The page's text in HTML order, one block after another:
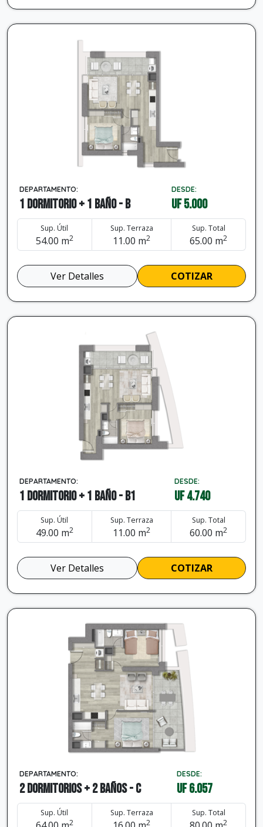
DEPARTAMENTO:
1 dormitorio + 1 baño - B
DESDE:
UF 5.000
Sup. Útil
54.00 m2
Sup. Terraza
11.00 m2
Sup. Total
65.00 m2
Ver Detalles COTIZAR
DEPARTAMENTO:
1 dormitorio + 1 baño - B1
DESDE:
UF 4.740
Sup. Útil
49.00 m2
Sup. Terraza
11.00 m2
Sup. Total
60.00 m2
Ver Detalles COTIZAR
DEPARTAMENTO:
2 dormitorios + 2 baños - C
DESDE:
UF 6.057
Sup. Útil
2
Sup. Terraza
2
Sup. Total
2